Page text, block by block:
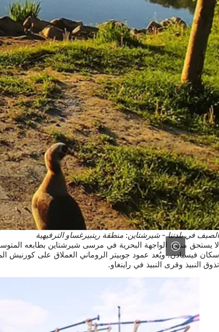
الصيف في بلدتنا - شيرشتاين: منطقة ريتبيرغساو الترفيهية
لا يستحق منتزه الواجهة البحرية في مرسى شيرشتاين بطابعه
سكان فيسبادن. ويُعد عمود جوبيتر الروماني العملاق على كورنيش
تذوق النبيذ وقرى النبيذ في راينغاو.